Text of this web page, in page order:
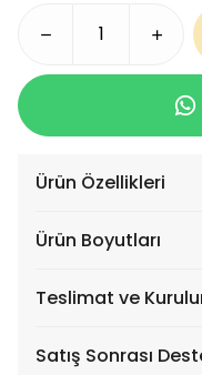
Ürün Özellikleri
Ürün Boyutları
Teslimat ve
Satış Sonrası